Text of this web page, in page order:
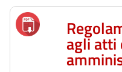
agli atti